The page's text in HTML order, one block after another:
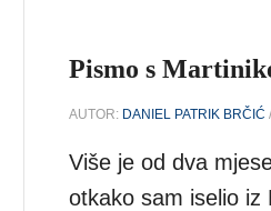
Pismo s
AUTOR: DANIEL PATRIK BRČIĆ
Više je od dva
otkako sam iselio iz